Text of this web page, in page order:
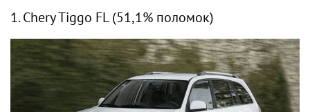
1. Chery Tiggo FL (51,1% поломок)